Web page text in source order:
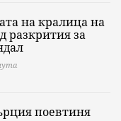
на кралица на
разкрития за
поевтиня